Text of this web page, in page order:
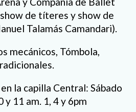
de títeres y show de
Talamás Camandari).
mecánicos, Tómbola,
la capilla Central: Sábado
y 11 am. 1, 4 y 6pm